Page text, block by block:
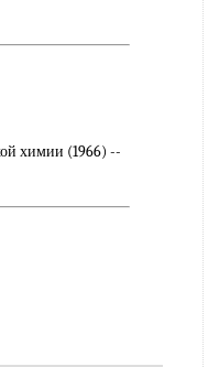
химии (1966) --